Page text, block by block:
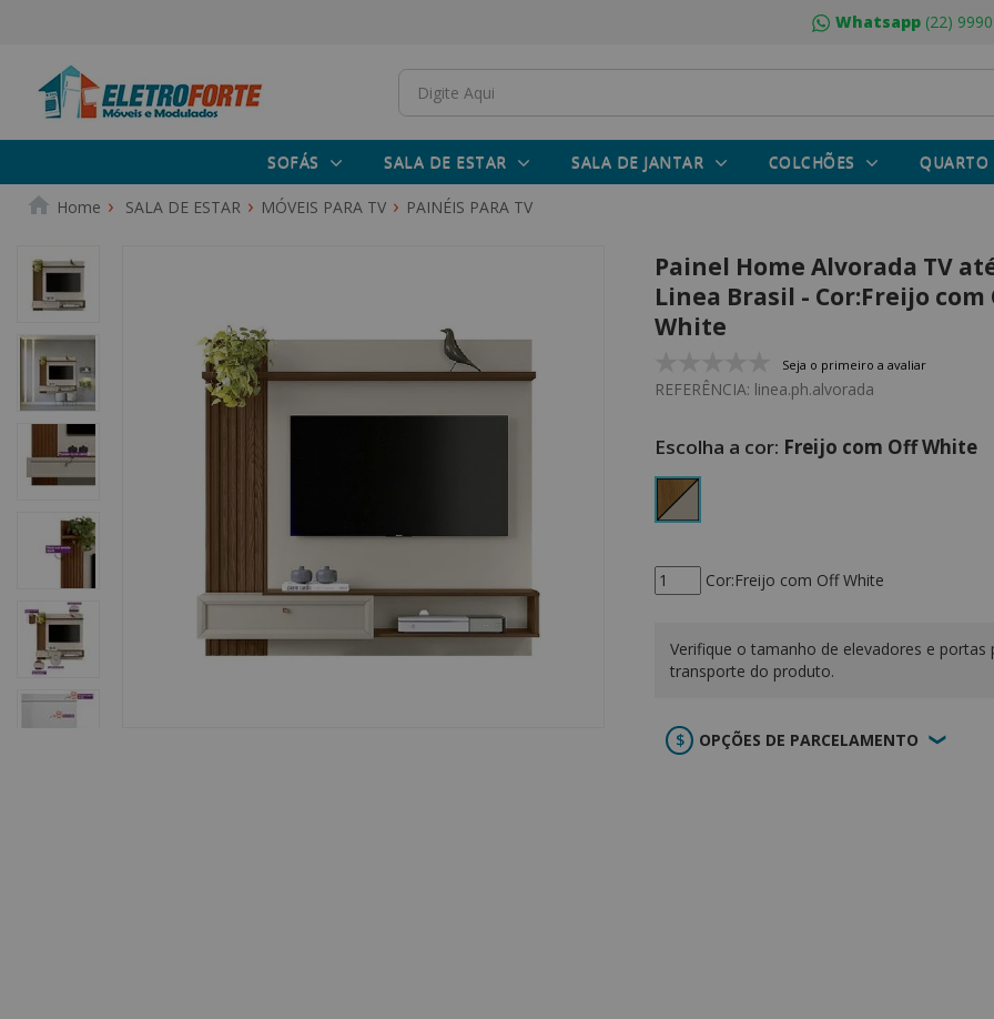
Whatsapp(22)
SOFÁS SALA DE ESTAR SALA DE JANTAR COLCHÕES QUARTO
SALA DE ESTAR MÓVEIS PARA TV PAINÉIS PARA TV
Painel Home Alvorada TV
Linea Brasil - Cor:Freijo com
White
Seja o primeiro a avaliar
REFERÊNCIA: linea.ph.alvorada
Freijo com Off White
Cor:Freijo com Off White
Verifique o tamanho de elevadores e portas
transporte do produto.
OPÇÕES DE PARCELAMENTO